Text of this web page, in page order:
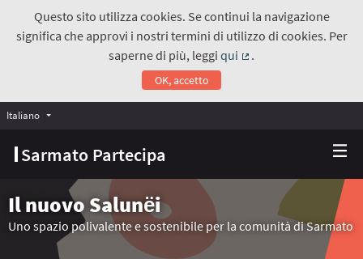
Questo sito utilizza cookies. Se continui la navigazione
significa che approvi i nostri termini di utilizzo di cookies. Per
saperne di più, leggiqui
.
OK, accetto
Sarmato Partecipa
Italiano Choose language
Il nuovo Salunёi
Uno spazio polivalente e sostenibile per la comunità di Sarmato